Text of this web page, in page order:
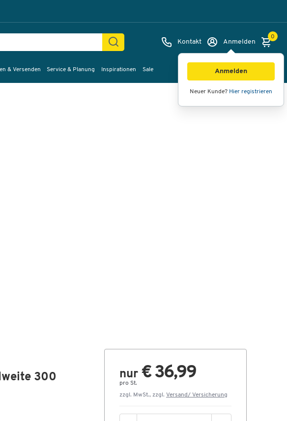
Kontakt Anmelden
Anmelden
Neuer Kunde? Hier registrieren
0
& Versenden Service & Planung Inspirationen Sale
300
nur € 36,99
pro St.
zzgl. MwSt., zzgl. Versand/ Versicherung
Bilder Videos 360°-Ansicht